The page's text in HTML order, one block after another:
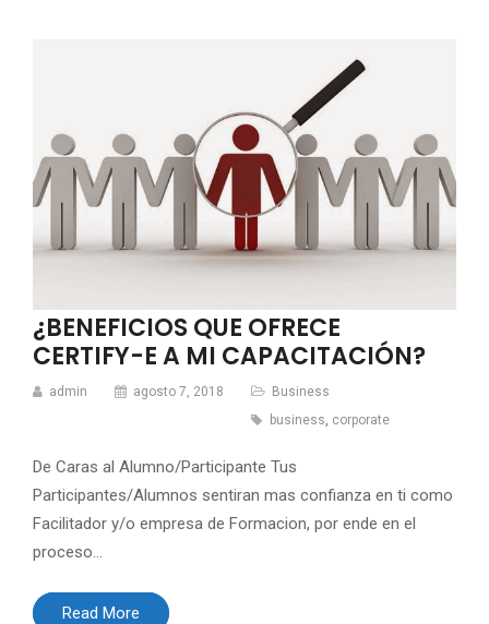
¿BENEFICIOS QUE OFRECE
CERTIFY-E A MI CAPACITACIÓN?
admin agosto 7, 2018
Business
business corporate
De Caras al Alumno/Participante Tus
Participantes/Alumnos sentiran mas confianza en ti como
Facilitador y/o empresa de Formacion, por ende en el
proceso…
Read More